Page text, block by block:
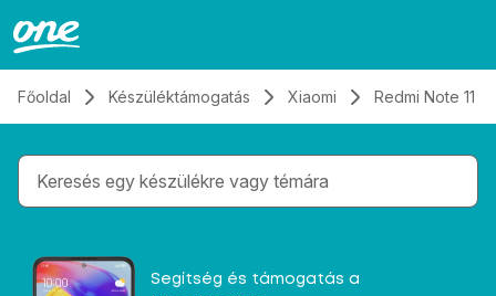
Főoldal Készüléktámogatás Xiaomi Redmi Note 11
Gépelés közben megjelennek a keresési
Segítség és támogatás a